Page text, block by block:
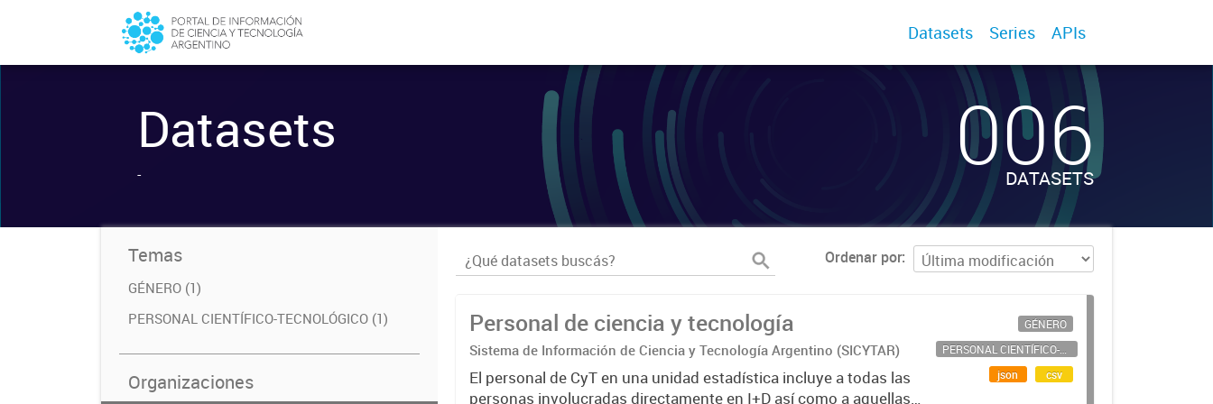
Datasets Series APIs
Datasets
- 006
DATASETS
Temas
GÉNERO (1)
PERSONAL CIENTÍFICO-TECNOLÓGICO (1)
Organizaciones
Ordenar por
Personal de ciencia y tecnología
Sistema de Información de Ciencia y Tecnología Argentino (SICYTAR)
El personal de CyT en una unidad estadística incluye a todas las
personas involucradas directamente en I+D así como a aquellas
GÉNERO
PERSONAL CIENTÍFICO-TECNOLÓGICO
json
csv